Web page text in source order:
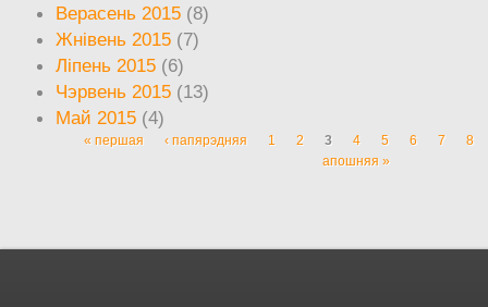
Верасень 2015 (8)
Жнівень 2015 (7)
Ліпень 2015 (6)
Чэрвень 2015 (13)
Май 2015 (4)
Старонкі
« першая ‹ папярэдняя 1 2 3 4 5 6 7
8
апошняя »